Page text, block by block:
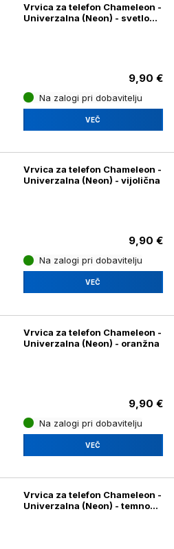
Vrvica za telefon Chameleon -
Univerzalna (Neon) - svetlo
9,90 €
Na zalogi pri dobavitelju
VEČ
Vrvica za telefon Chameleon -
Univerzalna (Neon) - vijolična
9,90 €
Na zalogi pri dobavitelju
VEČ
Vrvica za telefon Chameleon -
Univerzalna (Neon) - oranžna
9,90 €
Na zalogi pri dobavitelju
VEČ
Vrvica za telefon Chameleon -
Univerzalna (Neon) - temno